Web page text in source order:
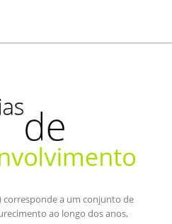
corresponde a um conjunto de
ao longo dos anos,